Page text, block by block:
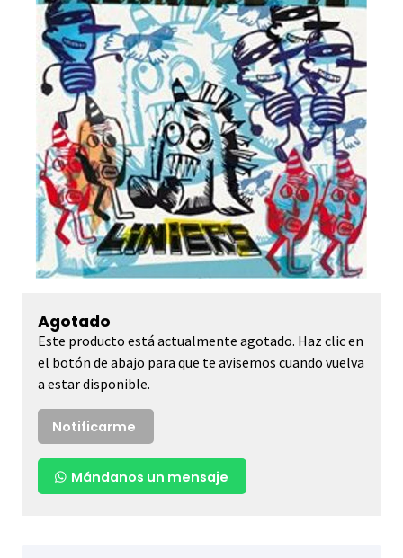
Agotado
Este producto está actualmente agotado. Haz clic en
el botón de abajo para que te avisemos cuando vuelva
a estar disponible.
Notificarme
Mándanos un mensaje